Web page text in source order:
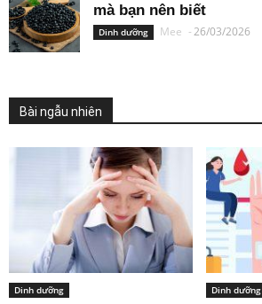
mà bạn nên biết
Dinh dưỡng Mee -26/03/2026
Bài ngẫu nhiên
Dinh dưỡng Dinh dưỡng